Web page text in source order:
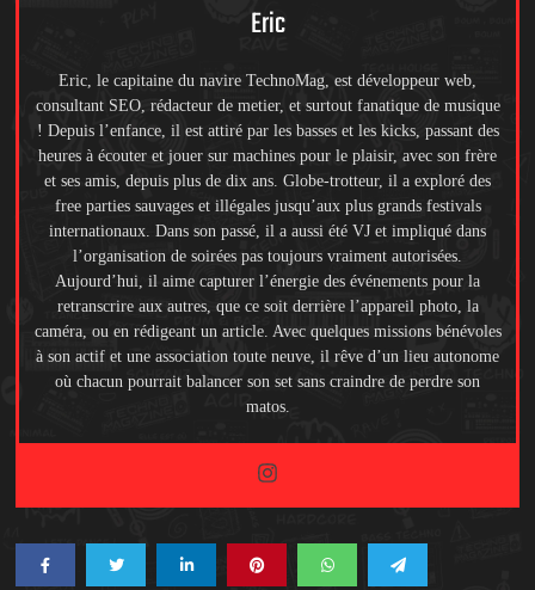
Eric
Eric, le capitaine du navire TechnoMag, est développeur web,
consultant SEO, rédacteur de metier, et surtout fanatique de musique
! Depuis l’enfance, il est attiré par les basses et les kicks, passant des
heures à écouter et jouer sur machines pour le plaisir, avec son frère
et ses amis, depuis plus de dix ans. Globe-trotteur, il a exploré des
free parties sauvages et illégales jusqu’aux plus grands festivals
internationaux. Dans son passé, il a aussi été VJ et impliqué dans
l’organisation de soirées pas toujours vraiment autorisées.
Aujourd’hui, il aime capturer l’énergie des événements pour la
retranscrire aux autres, que ce soit derrière l’appareil photo, la
caméra, ou en rédigeant un article. Avec quelques missions bénévoles
à son actif et une association toute neuve, il rêve d’un lieu autonome
où chacun pourrait balancer son set sans craindre de perdre son
matos.